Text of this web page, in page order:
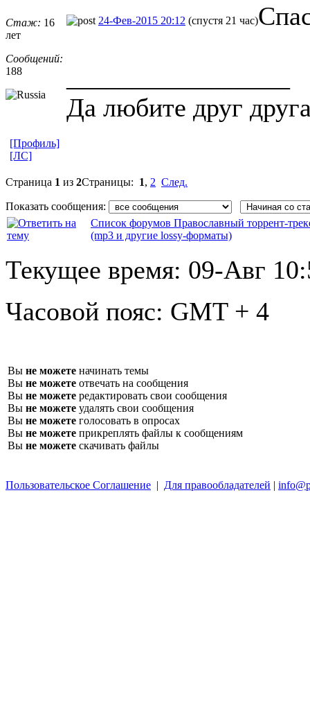
Стаж: 16
лет
Сообщений:
188
24-Фев-2015 20:12 (спустя 21 час)
Да любите друг
[Профиль]
[ЛС]
Страница 1 из 2Страницы: 1, 2 След.
Показать сообщения:
Список форумов Православный торрент-
(mp3 и другие lossy-форматы)
Текущее время: 09-Авг
Часовой пояс: GMT + 4
Вы не можете начинать темы
Вы не можете отвечать на сообщения
Вы не можете редактировать свои сообщения
Вы не можете удалять свои сообщения
Вы не можете голосовать в опросах
Вы не можете прикреплять файлы к сообщениям
Вы не можете скачивать файлы
Пользовательское Соглашение | Для правообладателей |